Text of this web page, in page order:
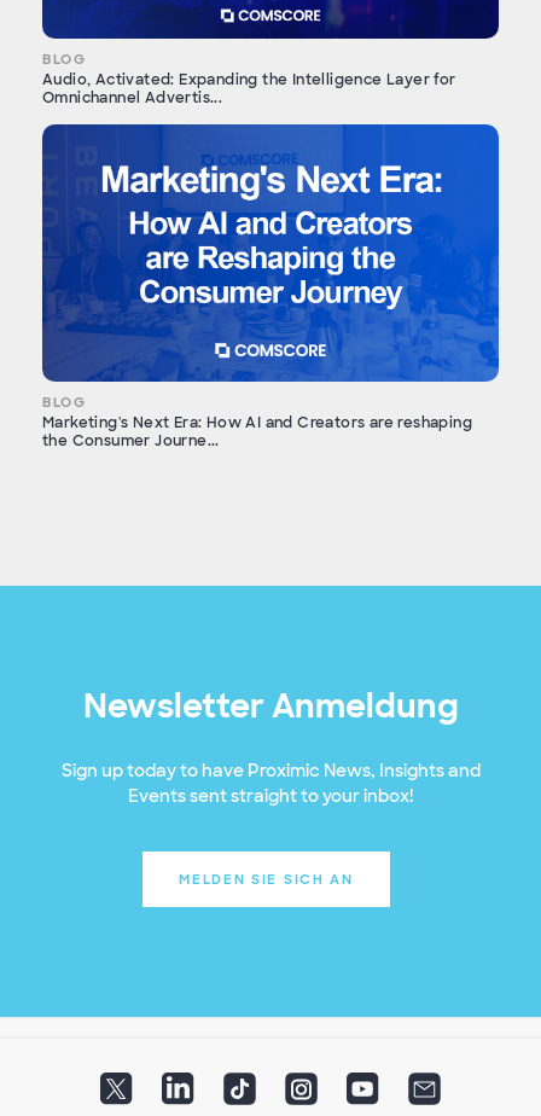
BLOG
Audio, Activated: Expanding the Intelligence Layer for
Omnichannel Advertis...
BLOG
Marketing's Next Era: How AI and Creators are reshaping
the Consumer Journe...
Newsletter Anmeldung
Sign up today to have Proximic News, Insights and
Events sent straight to your inbox!
MELDEN SIE SICH AN